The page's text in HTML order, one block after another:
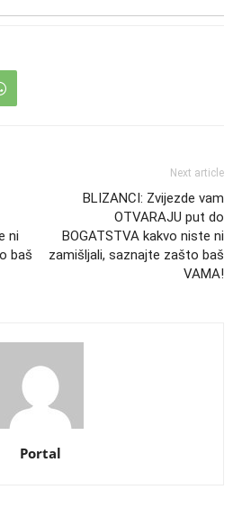
ni
baš
Next article
BLIZANCI: Zvijezde vam
OTVARAJU put do
BOGATSTVA kakvo niste ni
zamišljali, saznajte zašto baš
VAMA!
Portal